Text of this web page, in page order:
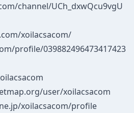
channel/UCh_dxwQcu9vgU
xoilacsacom/
profile/039882496473417423
user/xoilacsacom
xoilacsacom/profile